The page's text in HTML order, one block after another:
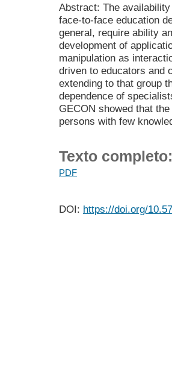
Abstract: The
face-to-face education
general, require ability
development of
manipulation as
driven to educators and
extending to that group
dependence of
GECON showed that
persons with few
Texto completo:
PDF
DOI: https://doi.org/